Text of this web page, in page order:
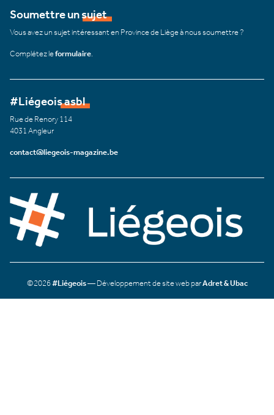
Soumettre un sujet
Vous avez un sujet intéressant en Province de Liège à nous soumettre ?
Complétez leformulaire
#Liégeois asbl
Rue de Renory 114
4031 Angleur
contact@liegeois-magazine.be
©2026#Liégeois— Développement de site web parAdret & Ubac